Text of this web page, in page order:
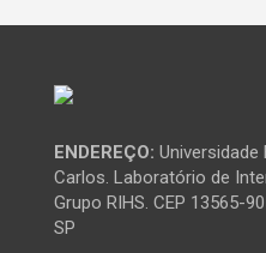
ENDEREÇO: Universidade
Carlos. Laboratório de
Grupo RIHS. CEP 13565-
SP